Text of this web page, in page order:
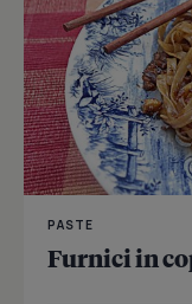
PASTE
Furnici in